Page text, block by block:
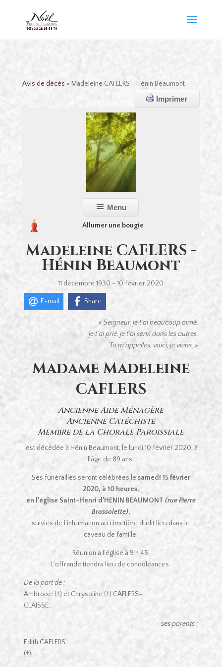
Avis de décès » Madeleine CAFLERS - Hénin Beaumont
Imprimer
Menu
Allumer une bougie
Madeleine CAFLERS -
Hénin Beaumont
11 décembre 1930 - 10 février 2020
E-mail Share
« Seigneur, je t’ai beaucoup aimé,
je t’ai prié, je t’ai servi dans les autres.
Tu m’appelles, voici, je viens. »
Madame Madeleine
CAFLERS
Ancienne Aide Ménagère
Ancienne Catéchiste
Membre de la Chorale Paroissiale
est décédée à Hénin Beaumont, le lundi 10 février 2020, à
l’âge de 89 ans.
Ses funérailles seront célébrées le samedi 15 février
2020, à 10 heures,
en l’église Saint-Henri d’HENIN BEAUMONT (rue Pierre
Brossolette),
suivies de l’inhumation au cimetière dudit lieu dans le
caveau de famille.
Réunion à l’église à 9 h 45.
L’offrande tiendra lieu de condoléances.
De la part de :
Ambroise (†) et Chrysoline (†) CAFLERS-
CLAISSE,
ses parents ;
Edith CAFLERS
(†),